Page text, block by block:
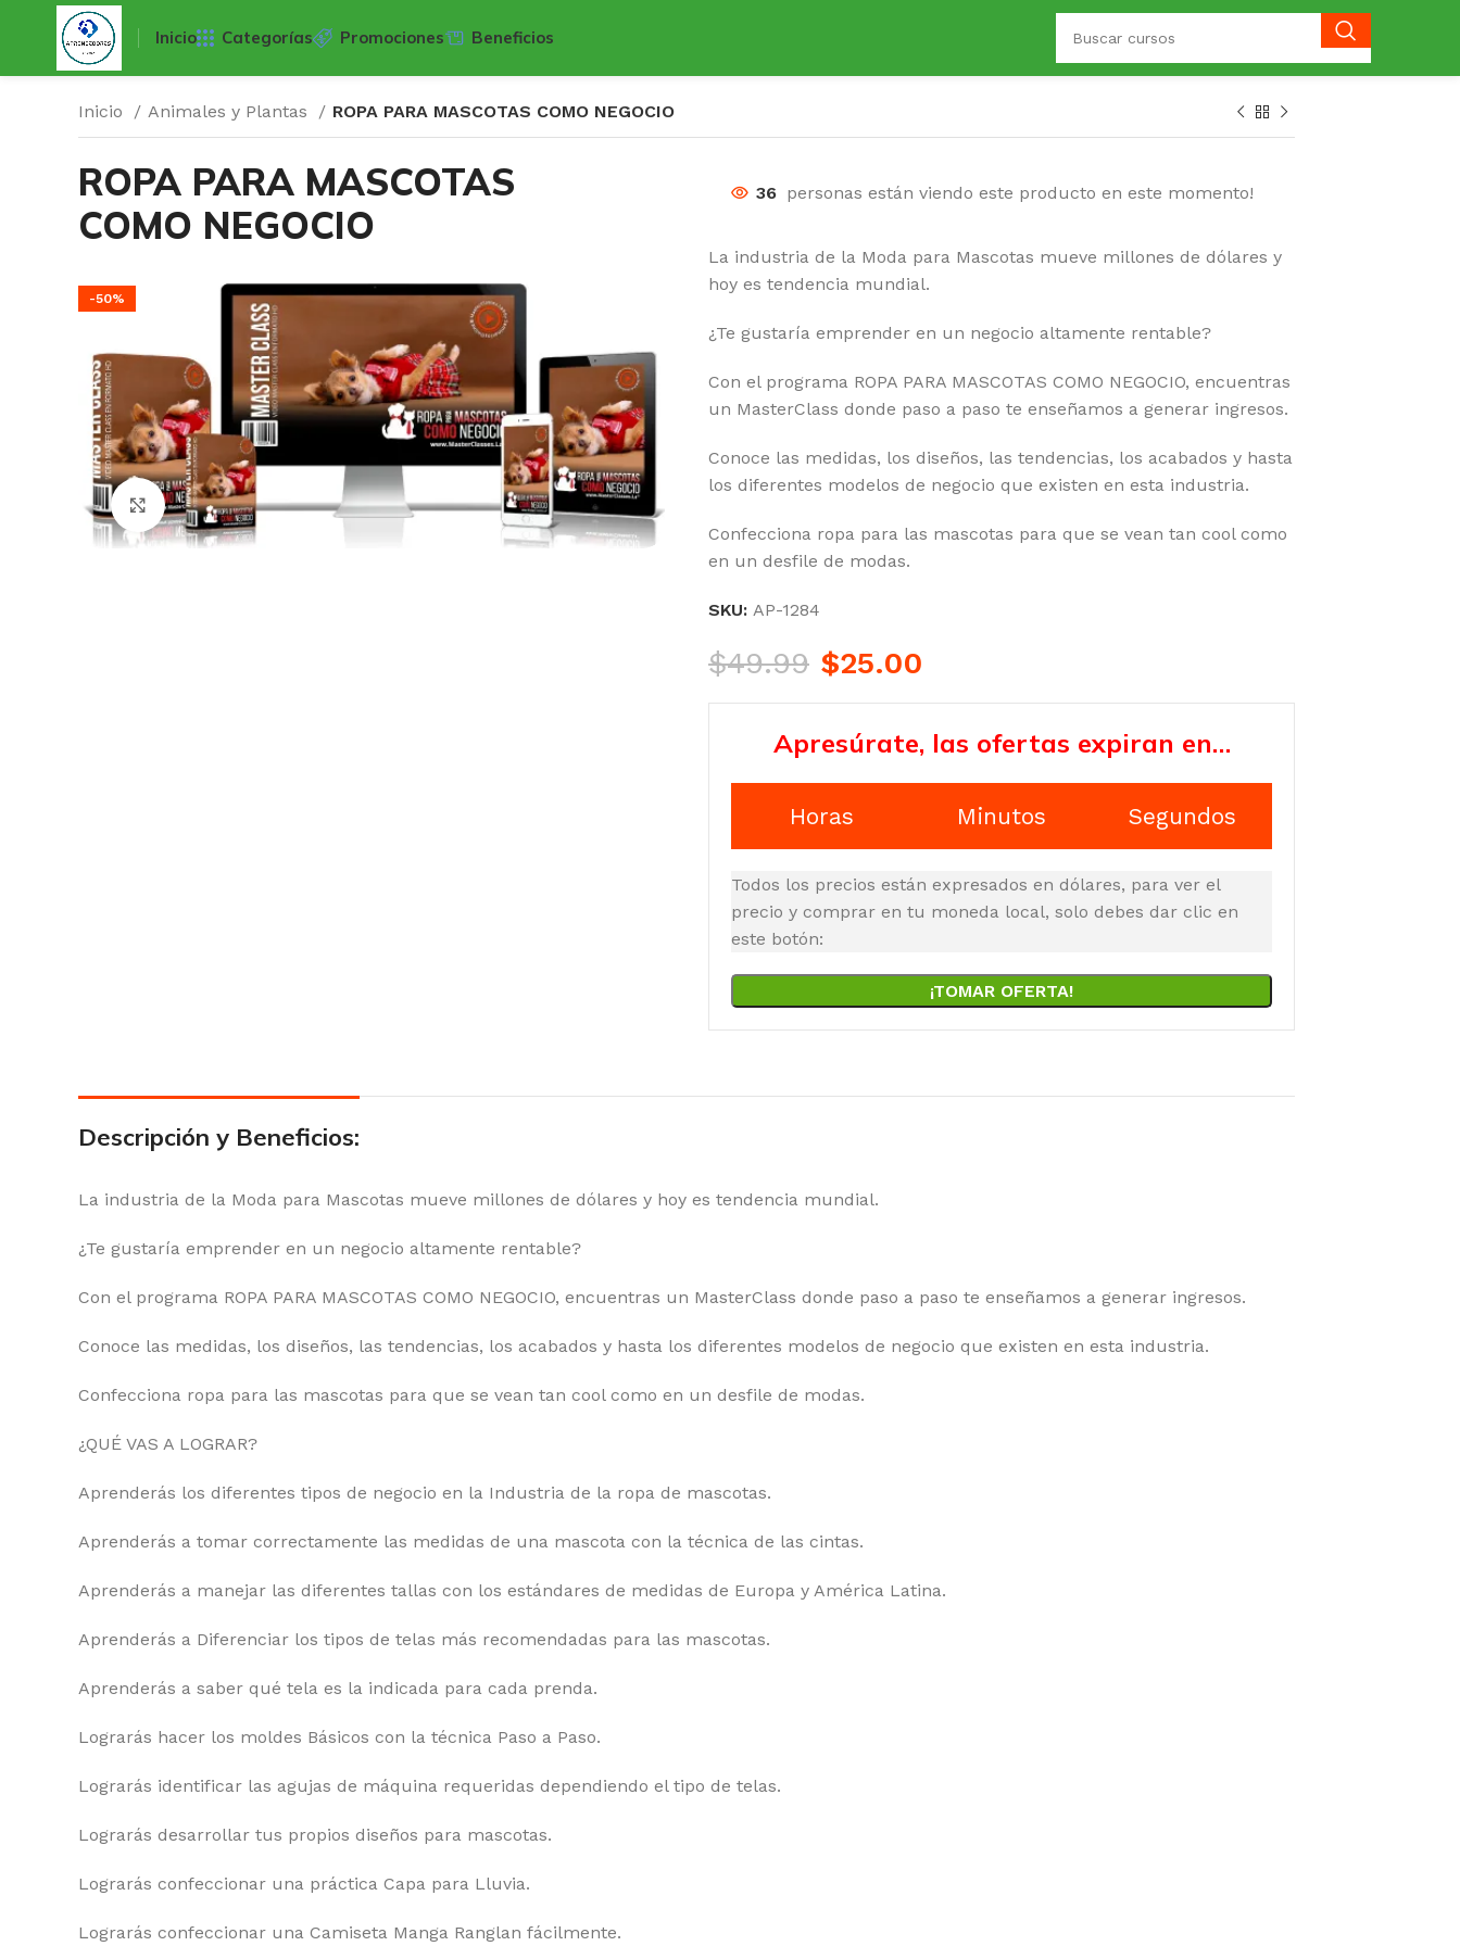
Inicio Categorías Promociones Beneficios
Inicio Animales y Plantas ROPA PARA MASCOTAS COMO NEGOCIO
ROPA PARA MASCOTAS
COMO NEGOCIO
-50%
Click para agrandar
36 personas están viendo este producto en este momento!
La industria de la Moda para Mascotas mueve millones de dólares y
hoy es tendencia mundial.
¿Te gustaría emprender en un negocio altamente rentable?
Con el programa ROPA PARA MASCOTAS COMO NEGOCIO, encuentras
un MasterClass donde paso a paso te enseñamos a generar ingresos.
Conoce las medidas, los diseños, las tendencias, los acabados y hasta
los diferentes modelos de negocio que existen en esta industria.
Confecciona ropa para las mascotas para que se vean tan cool como
en un desfile de modas.
SKU: AP-1284
$49.99 $25.00
Apresúrate, las ofertas expiran en…
Horas Minutos Segundos
Todos los precios están expresados en dólares, para ver el
precio y comprar en tu moneda local, solo debes dar clic en
este botón:
¡TOMAR OFERTA!
Descripción y Beneficios:
La industria de la Moda para Mascotas mueve millones de dólares y hoy es tendencia mundial.
¿Te gustaría emprender en un negocio altamente rentable?
Con el programa ROPA PARA MASCOTAS COMO NEGOCIO, encuentras un MasterClass donde paso a paso te enseñamos a generar ingresos.
Conoce las medidas, los diseños, las tendencias, los acabados y hasta los diferentes modelos de negocio que existen en esta industria.
Confecciona ropa para las mascotas para que se vean tan cool como en un desfile de modas.
¿QUÉ VAS A LOGRAR?
Aprenderás los diferentes tipos de negocio en la Industria de la ropa de mascotas.
Aprenderás a tomar correctamente las medidas de una mascota con la técnica de las cintas.
Aprenderás a manejar las diferentes tallas con los estándares de medidas de Europa y América Latina.
Aprenderás a Diferenciar los tipos de telas más recomendadas para las mascotas.
Aprenderás a saber qué tela es la indicada para cada prenda.
Lograrás hacer los moldes Básicos con la técnica Paso a Paso.
Lograrás identificar las agujas de máquina requeridas dependiendo el tipo de telas.
Lograrás desarrollar tus propios diseños para mascotas.
Lograrás confeccionar una práctica Capa para Lluvia.
Lograrás confeccionar una Camiseta Manga Ranglan fácilmente.